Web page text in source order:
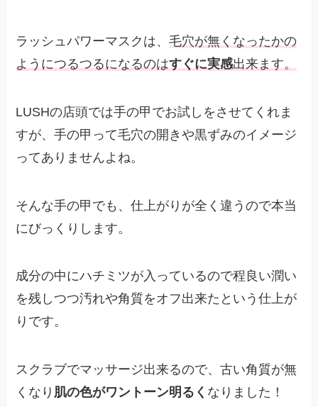
ラッシュパワーマスクは、毛穴が無くなったかの
ようにつるつるになるのはすぐに実感出来ます。
LUSHの店頭では手の甲でお試しをさせてくれま
すが、手の甲って毛穴の開きや黒ずみのイメージ
ってありませんよね。
そんな手の甲でも、仕上がりが全く違うので本当
にびっくりします。
成分の中にハチミツが入っているので程良い潤い
を残しつつ汚れや角質をオフ出来たという仕上が
りです。
スクラブでマッサージ出来るので、古い角質が無
くなり 肌の色がワントーン明るく なりました！